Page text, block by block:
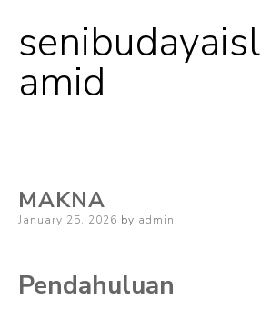
Skip
to
senibudayaisl
amid
MAKNA
Posted
January 25, 2026 by admin
Pendahuluan